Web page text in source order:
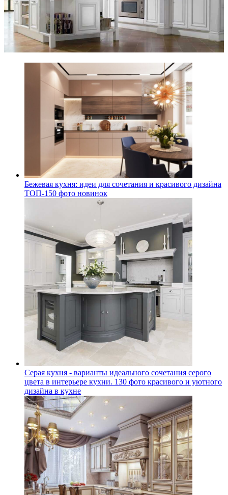
Бежевая кухня: идеи для сочетания и красивого дизайна
ТОП-150 фото новинок
Серая кухня - варианты идеального сочетания серого
цвета в интерьере кухни. 130 фото красивого и уютного
дизайна в кухне